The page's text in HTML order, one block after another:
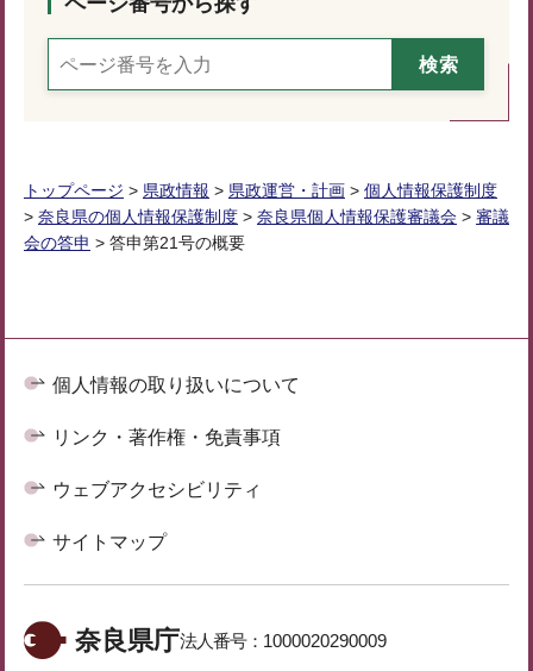
トップページ > 県政情報 > 県政運営・計画 > 個人情報保護制度
> 奈良県の個人情報保護制度 > 奈良県個人情報保護審議会 > 審議
会の答申 > 答申第21号の概要
個人情報の取り扱いについて
リンク・著作権・免責事項
ウェブアクセシビリティ
サイトマップ
奈良県庁法人番号： 1000020290009